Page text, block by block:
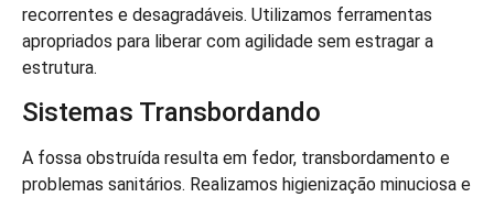
recorrentes e desagradáveis. Utilizamos ferramentas
apropriados para liberar com agilidade sem estragar a
estrutura.
Sistemas Transbordando
A fossa obstruída resulta em fedor, transbordamento e
problemas sanitários. Realizamos higienização minuciosa e